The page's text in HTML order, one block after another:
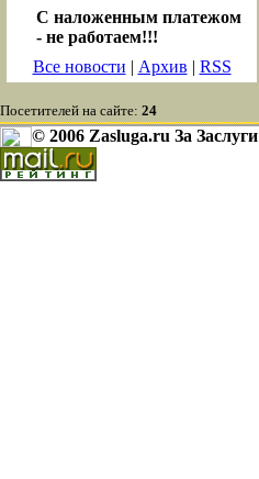
С наложенным платежом
- не работаем!!!
Все новости | Архив | RSS
Посетителей на сайте: 24
© 2006 Zasluga.ru За Заслуги